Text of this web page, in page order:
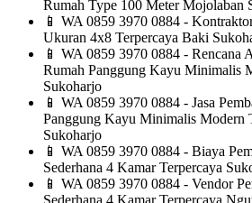
Rumah Type 100 Meter Mojolaban
📱 WA 0859 3970 0884 -
Ukuran 4x8 Terpercaya Baki
📱 WA 0859 3970 0884 - Rencana
Rumah Panggung Kayu Minimalis
Sukoharjo
📱 WA 0859 3970 0884 - Jasa
Panggung Kayu Minimalis Modern
Sukoharjo
📱 WA 0859 3970 0884 - Biaya
Sederhana 4 Kamar Terpercaya
📱 WA 0859 3970 0884 - Vendor